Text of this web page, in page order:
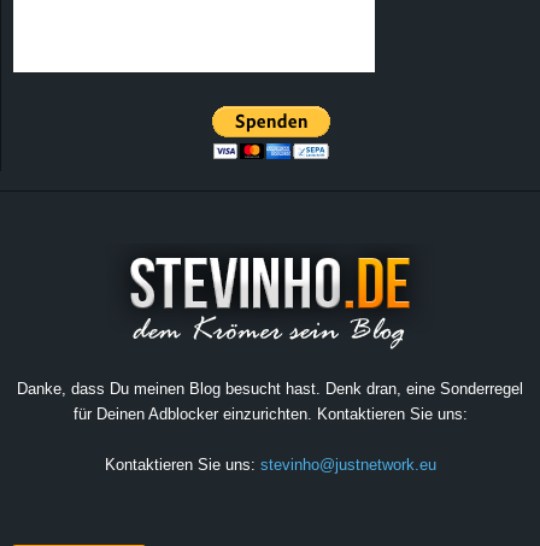
Danke, dass Du meinen Blog besucht hast. Denk dran, eine Sonderregel
für Deinen Adblocker einzurichten. Kontaktieren Sie uns:
Kontaktieren Sie uns: stevinho@justnetwork.eu